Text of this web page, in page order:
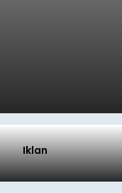
Iklan